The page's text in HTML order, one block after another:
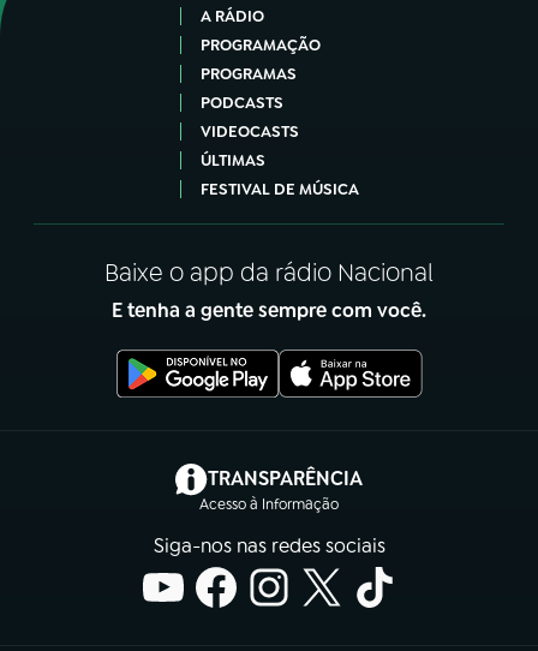
A RÁDIO
PROGRAMAÇÃO
PROGRAMAS
PODCASTS
VIDEOCASTS
ÚLTIMAS
FESTIVAL DE MÚSICA
Baixe o app da rádio Nacional
E tenha a gente sempre com você.
TRANSPARÊNCIA
Acesso à Informação
(abre em nova aba)
Siga-nos nas redes sociais